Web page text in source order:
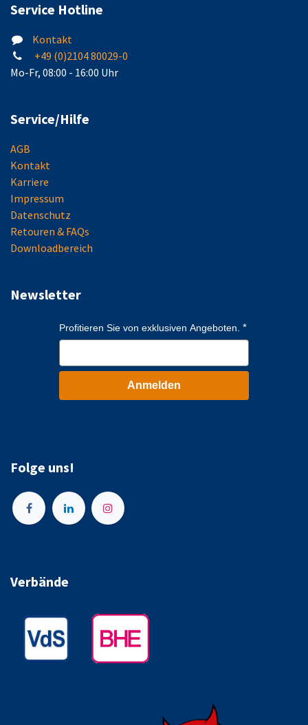
Service Hotline
Kontakt
+49 (0)2104 80029-0
Mo-Fr, 08:00 - 16:00 Uhr
Service/Hilfe
AGB
Kontakt
Karriere
Impressum
Datenschutz
Retouren & FAQs
Downloadbereich
Newsletter
Profitieren Sie von exklusiven Angeboten.
Anmelden
Folge uns!
Verbände